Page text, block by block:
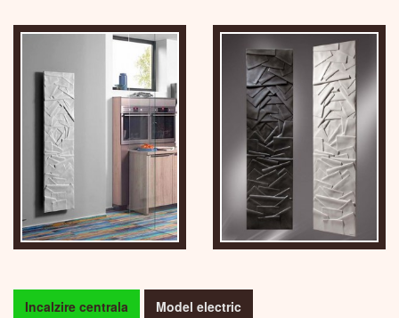
Incalzire centrala Model electric